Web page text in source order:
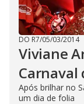
DO R7/05/03/2014
Viviane
Carnaval
Após brilhar no
um dia de folia